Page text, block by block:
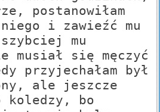
postanowiłam
i zawieźć mu
mu
musiał się męczyć
przyjechałam był
ale jeszcze
koledzy, bo